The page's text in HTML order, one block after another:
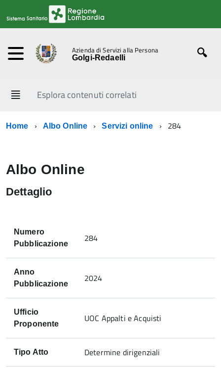
Azienda di Servizi alla Persona
Golgi-Redaelli
Esplora contenuti correlati
Home Albo Online Servizi online 284
Albo Online
Dettaglio
Numero
Pubblicazione
284
Anno
Pubblicazione
2024
Ufficio
Proponente
UOC Appalti e Acquisti
Tipo Atto Determine dirigenziali